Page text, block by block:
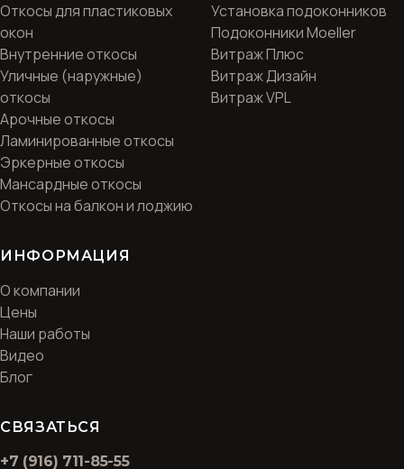
Откосы для пластиковых
окон
Внутренние откосы
Уличные (наружные)
откосы
Арочные откосы
Ламинированные откосы
Эркерные откосы
Мансардные откосы
Откосы на балкон и лоджию
Установка подоконников
Подоконники Moeller
Витраж Плюс
Витраж Дизайн
Витраж VPL
ИНФОРМАЦИЯ
О компании
Цены
Наши работы
Видео
Блог
СВЯЗАТЬСЯ
+7 (916) 711-85-55